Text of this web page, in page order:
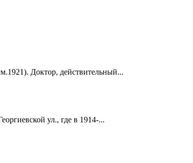
Доктор, действительный...
ул., где в 1914-...